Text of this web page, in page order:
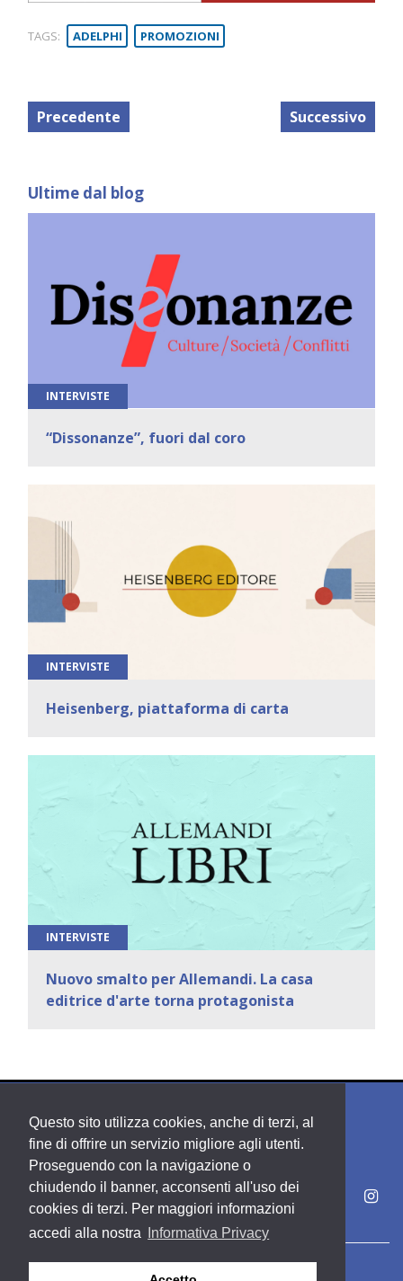
Questo sito utilizza cookies, anche di terzi, al
fine di offrire un servizio migliore agli utenti.
Proseguendo con la navigazione o
chiudendo il banner, acconsenti all'uso dei
cookies di terzi. Per maggiori informazioni
accedi alla nostra
Informativa Privacy
TAGS: ADELPHI PROMOZIONI
Precedente Successivo
Ultime dal blog
INTERVISTE
“Dissonanze”, fuori dal coro
INTERVISTE
Heisenberg, piattaforma di carta
INTERVISTE
Nuovo smalto per Allemandi. La casa
editrice d'arte torna protagonista
Copyright PDE srl società del Gruppo Feltrinelli S. p. A.